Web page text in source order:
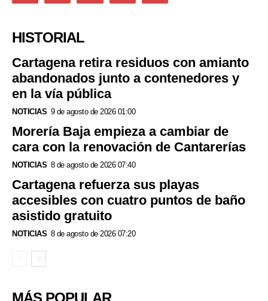
HISTORIAL
Cartagena retira residuos con amianto
abandonados junto a contenedores y
en la vía pública
NOTICIAS 9 de agosto de 2026 01:00
Morería Baja empieza a cambiar de
cara con la renovación de Cantarerías
NOTICIAS 8 de agosto de 2026 07:40
Cartagena refuerza sus playas
accesibles con cuatro puntos de baño
asistido gratuito
NOTICIAS 8 de agosto de 2026 07:20
MÁS POPULAR